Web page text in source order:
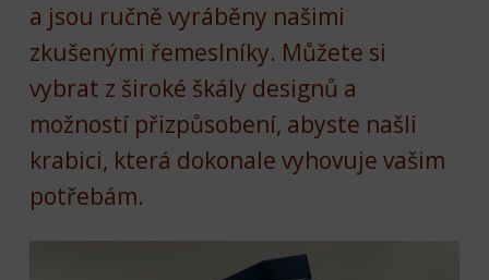
a jsou ručně vyráběny našimi
zkušenými řemeslníky. Můžete si
vybrat z široké škály designů a
možností přizpůsobení, abyste našli
krabici, která dokonale vyhovuje vašim
potřebám.